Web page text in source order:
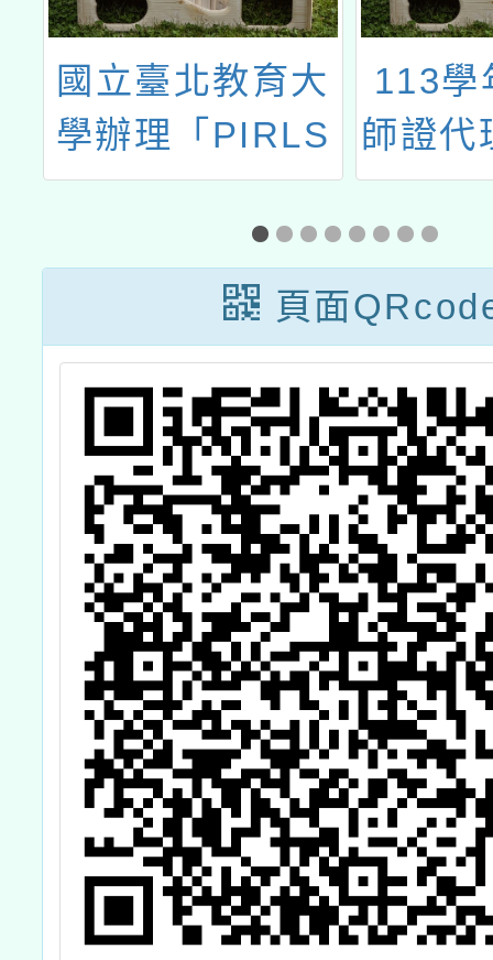
國立臺北教育大
學辦理「PIRLS
2021閱讀素養文
本與命題分析工
作坊」
113學
師證代
國共
頁面